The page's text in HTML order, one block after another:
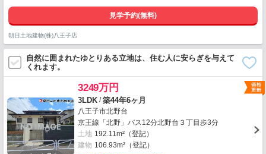
見学予約(無料)
朝日土地建物(株)八王子店
自然に囲まれたゆとりある立地は、住む人に安らぎを与えて
くれます。
3249万円
3LDK /築44年6ヶ月
八王子市北野台
京王線「北野」バス12分北野台３丁目歩3分
土地 192.11m²（登記）
建物 106.93m²（登記）